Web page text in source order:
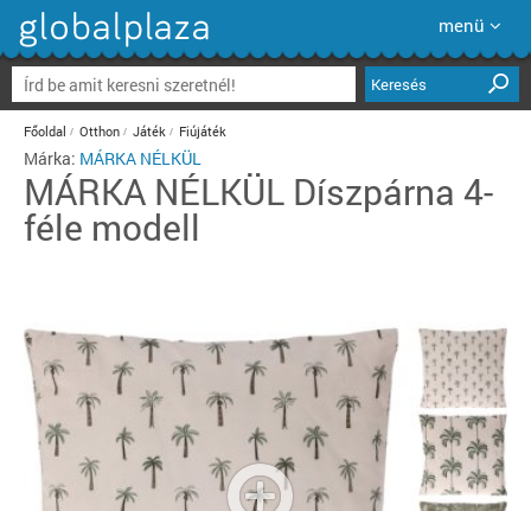
menü
Keresés
Főoldal Otthon Játék Fiújáték
Márka: MÁRKA NÉLKÜL
MÁRKA NÉLKÜL Díszpárna 4-
féle modell